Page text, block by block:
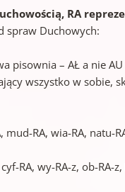
RA
spraw Duchowych:
pisownia – AŁ a nie AU
wszystko w sobie,
mud-RA, wia-RA, natu-
RA, wy-RA-z, ob-RA-